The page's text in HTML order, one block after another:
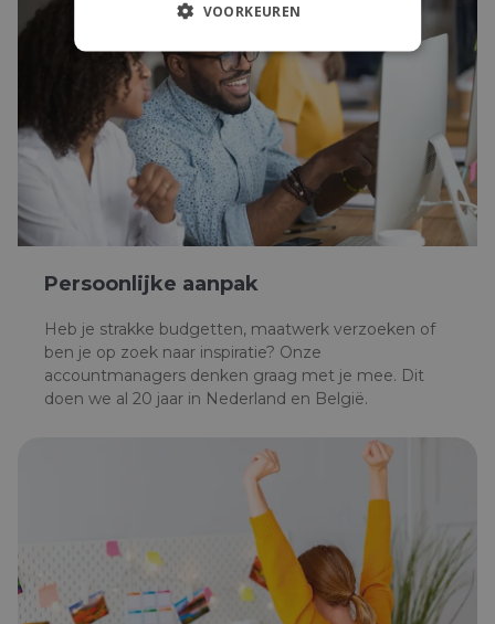
Persoonlijke aanpak
Heb je strakke budgetten, maatwerk verzoeken of
ben je op zoek naar inspiratie? Onze
accountmanagers denken graag met je mee. Dit
doen we al 20 jaar in Nederland en België.
VOORKEUREN